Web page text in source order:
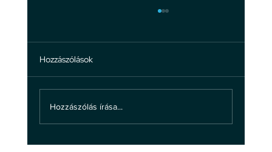
Hozzászólások
Hozzászólás írása...